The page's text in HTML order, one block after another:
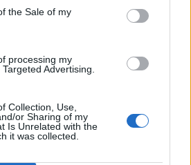
the Sale of my
processing my
Advertising.
Collection, Use,
or Sharing of my
Is Unrelated with the
it was collected.
hírarchívumához
előfizetéses
tartalmazza:
cikkarchívum